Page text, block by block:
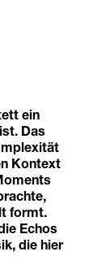
ein
Das
Kontext
formt.
Echos
die hier